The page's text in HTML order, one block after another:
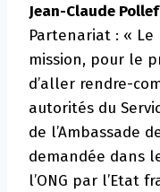
Jean-Claude
Partenariat : «
mission, pour le
d’aller rendre-
autorités du
de l’Ambassade
demandée dans
l’ONG par l’Etat